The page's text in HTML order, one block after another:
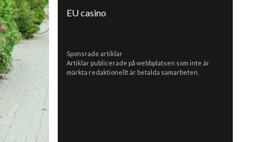
EU casino
Sponsrade artiklar
Artiklar publicerade på webbplatsen som inte är
märkta redaktionellt är betalda samarbeten.